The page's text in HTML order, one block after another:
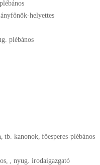
helyettes
plébános
, tb. kanonok, főesperes-plébános
, , nyug. irodaigazgató